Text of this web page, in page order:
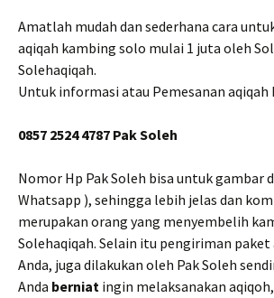
Amatlah mudah dan sederhana cara
aqiqah kambing solo mulai 1 juta oleh
Solehaqiqah.
Untuk informasi atau Pemesanan aqiqah
0857 2524 4787 Pak Soleh
Nomor Hp Pak Soleh bisa untuk gambar
Whatsapp ), sehingga lebih jelas dan
merupakan orang yang menyembelih
Solehaqiqah. Selain itu pengiriman paket
Anda, juga dilakukan oleh Pak Soleh
Anda berniat ingin melaksanakan